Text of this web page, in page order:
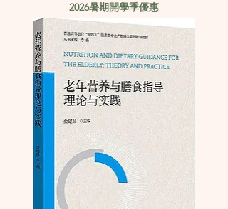
2026暑期開學季優惠